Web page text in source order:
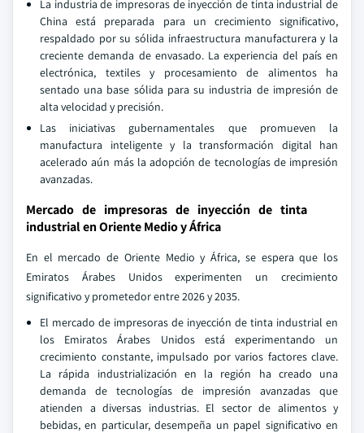
La industria de impresoras de inyección de tinta industrial de
China está preparada para un crecimiento significativo,
respaldado por su sólida infraestructura manufacturera y la
creciente demanda de envasado. La experiencia del país en
electrónica, textiles y procesamiento de alimentos ha
sentado una base sólida para su industria de impresión de
alta velocidad y precisión.
Las iniciativas gubernamentales que promueven la
manufactura inteligente y la transformación digital han
acelerado aún más la adopción de tecnologías de impresión
avanzadas.
Mercado de impresoras de inyección de tinta
industrial en Oriente Medio y África
En el mercado de Oriente Medio y África, se espera que los
Emiratos Árabes Unidos experimenten un crecimiento
significativo y prometedor entre 2026 y 2035.
El mercado de impresoras de inyección de tinta industrial en
los Emiratos Árabes Unidos está experimentando un
crecimiento constante, impulsado por varios factores clave.
La rápida industrialización en la región ha creado una
demanda de tecnologías de impresión avanzadas que
atienden a diversas industrias. El sector de alimentos y
bebidas, en particular, desempeña un papel significativo en